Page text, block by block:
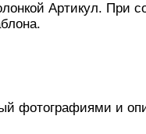
Артикул. При
фотографиями и